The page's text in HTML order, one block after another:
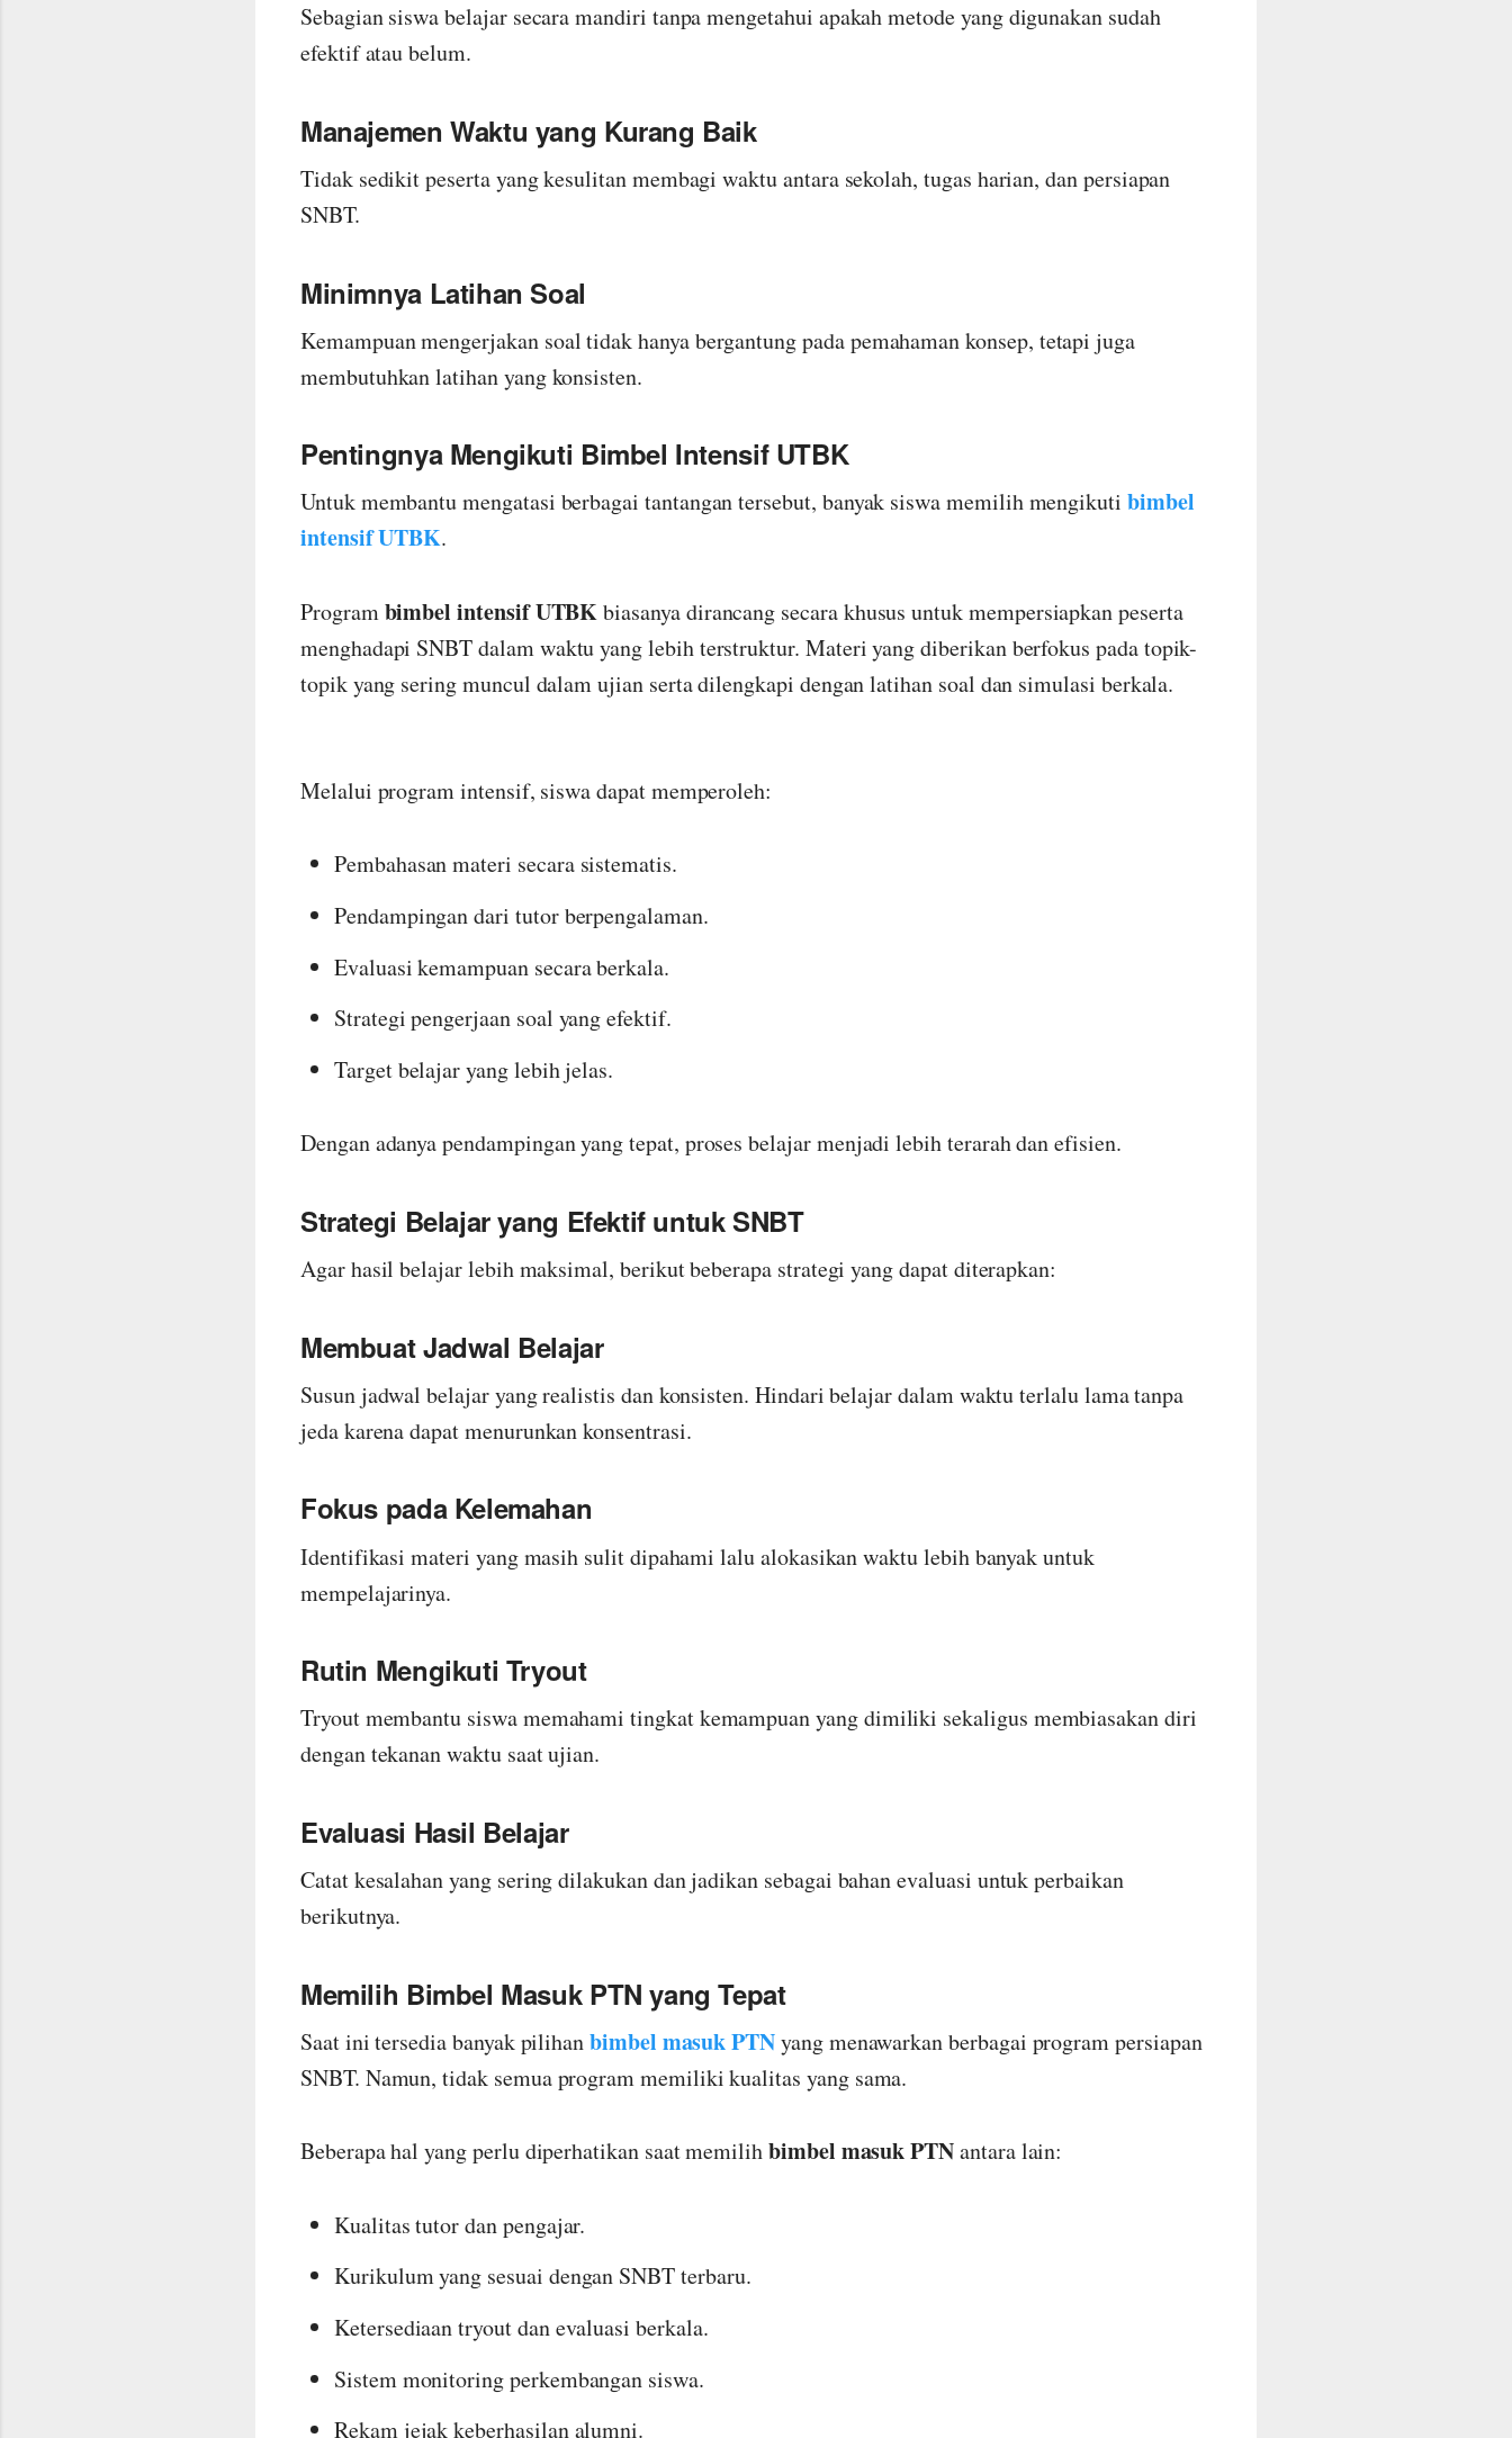
Sebagian siswa belajar secara mandiri tanpa mengetahui apakah metode yang digunakan sudah
efektif atau belum.
Manajemen Waktu yang Kurang Baik
Tidak sedikit peserta yang kesulitan membagi waktu antara sekolah, tugas harian, dan persiapan
SNBT.
Minimnya Latihan Soal
Kemampuan mengerjakan soal tidak hanya bergantung pada pemahaman konsep, tetapi juga
membutuhkan latihan yang konsisten.
Pentingnya Mengikuti Bimbel Intensif UTBK
Untuk membantu mengatasi berbagai tantangan tersebut, banyak siswa memilih mengikuti bimbel
intensif UTBK.
Programbimbel intensif UTBKbiasanya dirancang secara khusus untuk mempersiapkan peserta
menghadapi SNBT dalam waktu yang lebih terstruktur. Materi yang diberikan berfokus pada topik-
topik yang sering muncul dalam ujian serta dilengkapi dengan latihan soal dan simulasi berkala.
Melalui program intensif, siswa dapat memperoleh:
Pembahasan materi secara sistematis.
Pendampingan dari tutor berpengalaman.
Evaluasi kemampuan secara berkala.
Strategi pengerjaan soal yang efektif.
Target belajar yang lebih jelas.
Dengan adanya pendampingan yang tepat, proses belajar menjadi lebih terarah dan efisien.
Strategi Belajar yang Efektif untuk SNBT
Agar hasil belajar lebih maksimal, berikut beberapa strategi yang dapat diterapkan:
Membuat Jadwal Belajar
Susun jadwal belajar yang realistis dan konsisten. Hindari belajar dalam waktu terlalu lama tanpa
jeda karena dapat menurunkan konsentrasi.
Fokus pada Kelemahan
Identifikasi materi yang masih sulit dipahami lalu alokasikan waktu lebih banyak untuk
mempelajarinya.
Rutin Mengikuti Tryout
Tryout membantu siswa memahami tingkat kemampuan yang dimiliki sekaligus membiasakan diri
dengan tekanan waktu saat ujian.
Evaluasi Hasil Belajar
Catat kesalahan yang sering dilakukan dan jadikan sebagai bahan evaluasi untuk perbaikan
berikutnya.
Memilih Bimbel Masuk PTN yang Tepat
Saat ini tersedia banyak pilihanbimbel masuk PTNyang menawarkan berbagai program persiapan
SNBT. Namun, tidak semua program memiliki kualitas yang sama.
Beberapa hal yang perlu diperhatikan saat memilihbimbel masuk PTNantara lain:
Kualitas tutor dan pengajar.
Kurikulum yang sesuai dengan SNBT terbaru.
Ketersediaan tryout dan evaluasi berkala.
Sistem monitoring perkembangan siswa.
Rekam jejak keberhasilan alumni.